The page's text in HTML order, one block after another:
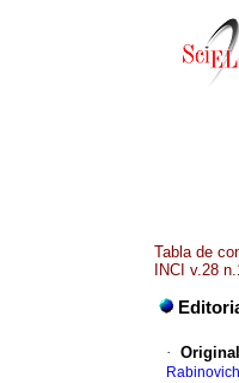
Tabla de
INCI v.28
·